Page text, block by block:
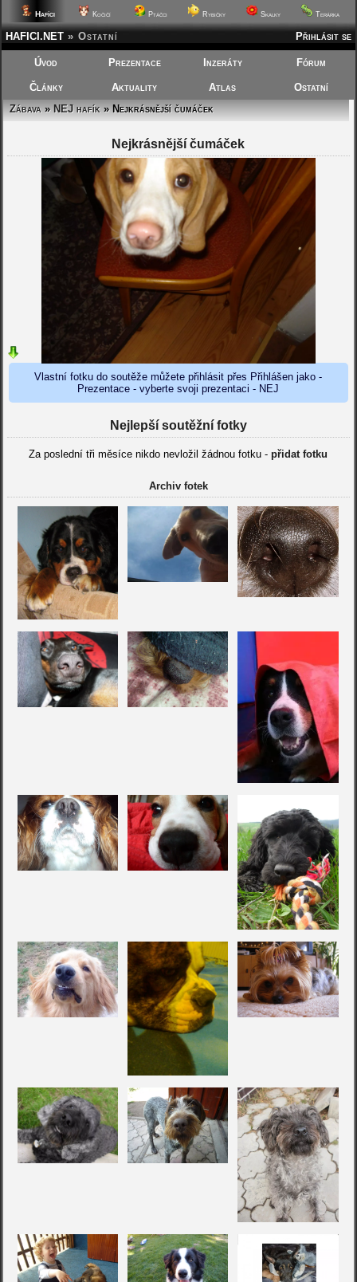
Hafíci Kočičí Ptáčci Rybičky Skalky Terárka
Přihlásit se
HAFICI.NET » Ostatní
Úvod Prezentace Inzeráty Fórum
Články Aktuality Atlas
Ostatní
Zábava»NEJ hafík» Nejkrásnější čumáček
Nejkrásnější čumáček
Vlastní fotku do soutěže můžete přihlásit přes Přihlášen jako -
Prezentace - vyberte svoji prezentaci - NEJ
Nejlepší soutěžní fotky
Za poslední tři měsíce nikdo nevložil žádnou fotku -přidat fotku
Archiv fotek